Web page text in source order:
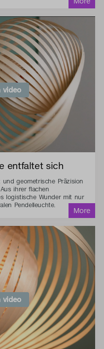
video
entfaltet sich
geometrische Präzision
ihrer flachen
logistische Wunder mit nur
Pendelleuchte.
video